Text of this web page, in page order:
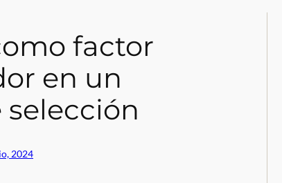
factor
en un
selección
2024